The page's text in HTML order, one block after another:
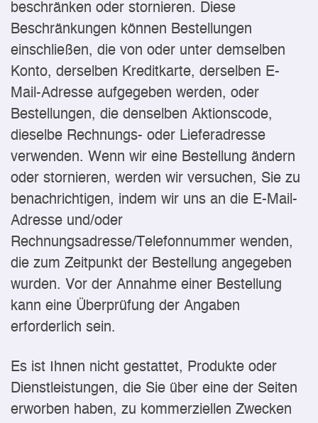
beschränken oder stornieren. Diese
Beschränkungen können Bestellungen
einschließen, die von oder unter demselben
Konto, derselben Kreditkarte, derselben E-
Mail-Adresse aufgegeben werden, oder
Bestellungen, die denselben Aktionscode,
dieselbe Rechnungs- oder Lieferadresse
verwenden. Wenn wir eine Bestellung ändern
oder stornieren, werden wir versuchen, Sie zu
benachrichtigen, indem wir uns an die E-Mail-
Adresse und/oder
Rechnungsadresse/Telefonnummer wenden,
die zum Zeitpunkt der Bestellung angegeben
wurden. Vor der Annahme einer Bestellung
kann eine Überprüfung der Angaben
erforderlich sein.
Es ist Ihnen nicht gestattet, Produkte oder
Dienstleistungen, die Sie über eine der Seiten
erworben haben, zu kommerziellen Zwecken